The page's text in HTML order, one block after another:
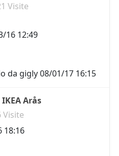
Visite
16 12:49
da gigly08/01/17 16:15
Arås
Visite
18:16